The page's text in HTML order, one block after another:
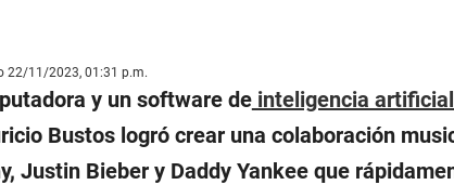
22/11/2023, 01:31 p.m.
y un software deinteligencia artificial
Bustos logró crear una colaboración
Justin Bieber y Daddy Yankee que